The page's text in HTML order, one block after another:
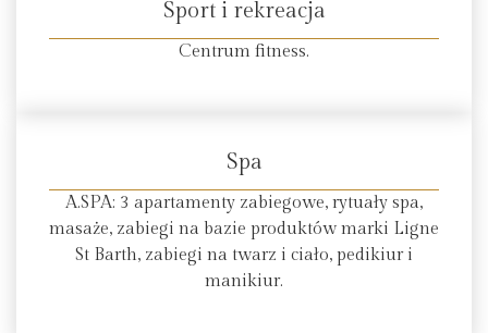
Sport i rekreacja
Centrum fitness.
Spa
A.SPA: 3 apartamenty zabiegowe, rytuały spa,
masaże, zabiegi na bazie produktów marki Ligne
St Barth, zabiegi na twarz i ciało, pedikiur i
manikiur.